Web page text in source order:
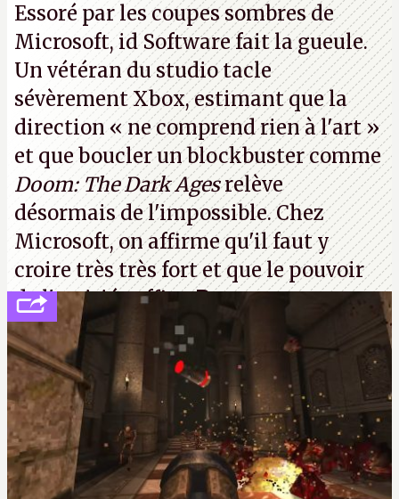
rebondir au mieux.P.
Essoré par les coupes sombres de
Microsoft, id Software fait la gueule.
Un vétéran du studiotacle
sévèrement Xbox, estimant que la
direction« ne comprend rien à l'art »
et que boucler un blockbuster comme
Doom: The Dark Agesrelève
désormais de l'impossible. Chez
Microsoft, on affirme qu'il faut y
croire très très fort et que le pouvoir
de l'amitié suffira.P.